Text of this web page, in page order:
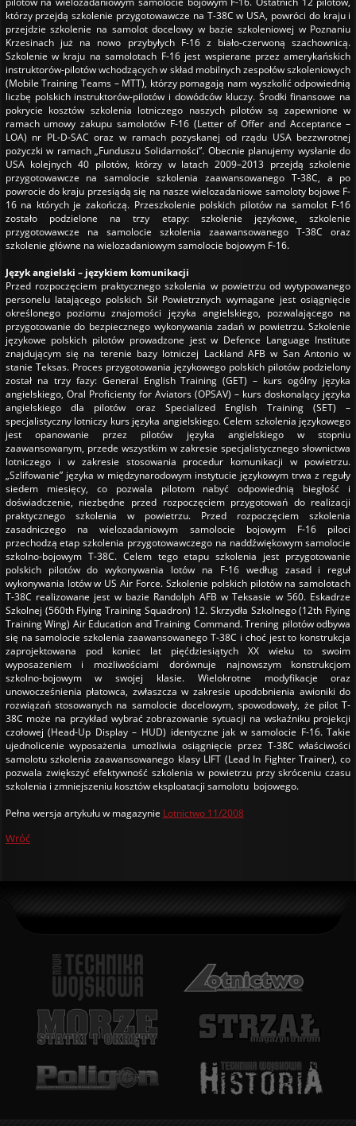
którzy przejdą szkolenie przygotowawcze na T-38C w USA, powróci do kraju i
przejdzie szkolenie na samolot docelowy w bazie szkoleniowej w Poznaniu
Krzesinach już na nowo przybyłych F-16 z biało-czerwoną szachownicą.
Szkolenie w kraju na samolotach F-16 jest wspierane przez amerykańskich
instruktorów-pilotów wchodzących w skład mobilnych zespołów szkoleniowych
(Mobile Training Teams – MTT), którzy pomagają nam wyszkolić odpowiednią
liczbę polskich instruktorów-pilotów i dowódców kluczy. Środki finansowe na
pokrycie kosztów szkolenia lotniczego naszych pilotów są zapewnione w
ramach umowy zakupu samolotów F-16 (Letter of Offer and Acceptance –
LOA) nr PL-D-SAC oraz w ramach pozyskanej od rządu USA bezzwrotnej
pożyczki w ramach „Funduszu Solidarności”. Obecnie planujemy wysłanie do
USA kolejnych 40 pilotów, którzy w latach 2009–2013 przejdą szkolenie
przygotowawcze na samolocie szkolenia zaawansowanego T-38C, a po
powrocie do kraju przesiądą się na nasze wielozadaniowe samoloty bojowe F-
16 na których je zakończą. Przeszkolenie polskich pilotów na samolot F-16
zostało podzielone na trzy etapy: szkolenie językowe, szkolenie
przygotowawcze na samolocie szkolenia zaawansowanego T-38C oraz
szkolenie główne na wielozadaniowym samolocie bojowym F-16.
Język angielski – językiem komunikacji
Przed rozpoczęciem praktycznego szkolenia w powietrzu od wytypowanego
personelu latającego polskich Sił Powietrznych wymagane jest osiągnięcie
określonego poziomu znajomości języka angielskiego, pozwalającego na
przygotowanie do bezpiecznego wykonywania zadań w powietrzu. Szkolenie
językowe polskich pilotów prowadzone jest w Defence Language Institute
znajdującym się na terenie bazy lotniczej Lackland AFB w San Antonio w
stanie Teksas. Proces przygotowania językowego polskich pilotów podzielony
został na trzy fazy: General English Training (GET) – kurs ogólny języka
angielskiego, Oral Proficienty for Aviators (OPSAV) – kurs doskonalący języka
angielskiego dla pilotów oraz Specialized English Training (SET) –
specjalistyczny lotniczy kurs języka angielskiego. Celem szkolenia językowego
jest opanowanie przez pilotów języka angielskiego w stopniu
zaawansowanym, przede wszystkim w zakresie specjalistycznego słownictwa
lotniczego i w zakresie stosowania procedur komunikacji w powietrzu.
„Szlifowanie” języka w międzynarodowym instytucie językowym trwa z reguły
siedem miesięcy, co pozwala pilotom nabyć odpowiednią biegłość i
doświadczenie, niezbędne przed rozpoczęciem przygotowań do realizacji
praktycznego szkolenia w powietrzu. Przed rozpoczęciem szkolenia
zasadniczego na wielozadaniowym samolocie bojowym F-16 piloci
przechodzą etap szkolenia przygotowawczego na naddźwiękowym samolocie
szkolno-bojowym T-38C. Celem tego etapu szkolenia jest przygotowanie
polskich pilotów do wykonywania lotów na F-16 według zasad i reguł
wykonywania lotów w US Air Force. Szkolenie polskich pilotów na samolotach
T-38C realizowane jest w bazie Randolph AFB w Teksasie w 560. Eskadrze
Szkolnej (560th Flying Training Squadron) 12. Skrzydła Szkolnego (12th Flying
Training Wing) Air Education and Training Command. Trening pilotów odbywa
się na samolocie szkolenia zaawansowanego T-38C i choć jest to konstrukcja
zaprojektowana pod koniec lat pięćdziesiątych XX wieku to swoim
wyposażeniem i możliwościami dorównuje najnowszym konstrukcjom
szkolno-bojowym w swojej klasie. Wielokrotne modyfikacje oraz
unowocześnienia płatowca, zwłaszcza w zakresie upodobnienia awioniki do
rozwiązań stosowanych na samolocie docelowym, spowodowały, że pilot T-
38C może na przykład wybrać zobrazowanie sytuacji na wskaźniku projekcji
czołowej (Head-Up Display – HUD) identyczne jak w samolocie F-16. Takie
ujednolicenie wyposażenia umożliwia osiągnięcie przez T-38C właściwości
samolotu szkolenia zaawansowanego klasy LIFT (Lead In Fighter Trainer), co
pozwala zwiększyć efektywność szkolenia w powietrzu przy skróceniu czasu
szkolenia i zmniejszeniu kosztów eksploatacji samolotu bojowego.
Pełna wersja artykułu w magazynie Lotnictwo 11/2008
Wróć